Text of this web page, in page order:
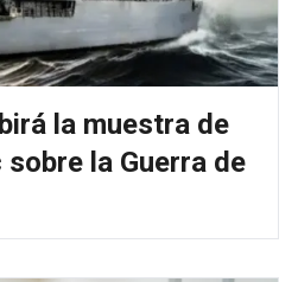
la muestra de
la Guerra de